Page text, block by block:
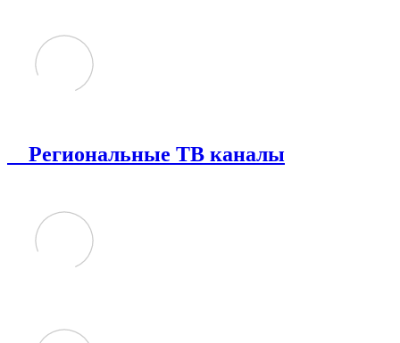
Региональные ТВ каналы